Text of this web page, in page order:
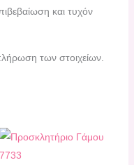
και τυχόν
των στοιχείων.